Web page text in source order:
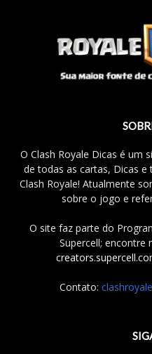
O Clash Royale Dicas é um
de todas as cartas, Dicas
Clash Royale! Atualmente
sobre o jogo e
O site faz parte do
Supercell; encontre
Contato: